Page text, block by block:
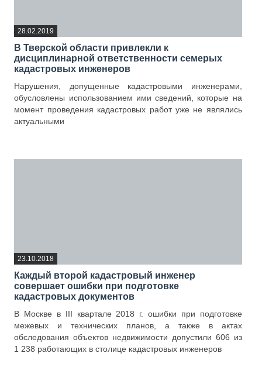
28.02.2019
В Тверской области привлекли к
дисциплинарной ответственности семерых
кадастровых инженеров
Нарушения, допущенные кадастровыми инженерами,
обусловлены использованием ими сведений, которые на
момент проведения кадастровых работ уже не являлись
актуальными
23.10.2018
Каждый второй кадастровый инженер
совершает ошибки при подготовке
кадастровых документов
В Москве в III квартале 2018 г. ошибки при подготовке
межевых и технических планов, а также в актах
обследования объектов недвижимости допустили 606 из
1 238 работающих в столице кадастровых инженеров